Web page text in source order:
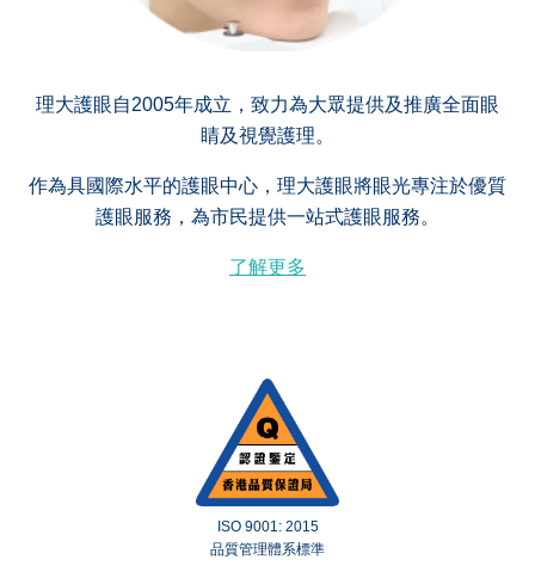
理大護眼自2005年成立，致力為大眾提供及推廣全面眼
睛及視覺護理。
作為具國際水平的護眼中心，理大護眼將眼光專注於優質
護眼服務，為市民提供一站式護眼服務。
了解更多
ISO 9001: 2015
品質管理體系標準